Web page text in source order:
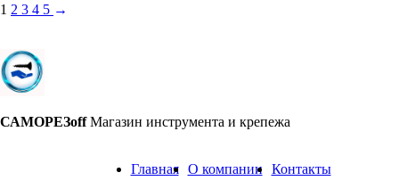
1 2 3 4 5 →
САМОРЕЗoff Магазин инструмента и крепежа
Главная О компании Контакты